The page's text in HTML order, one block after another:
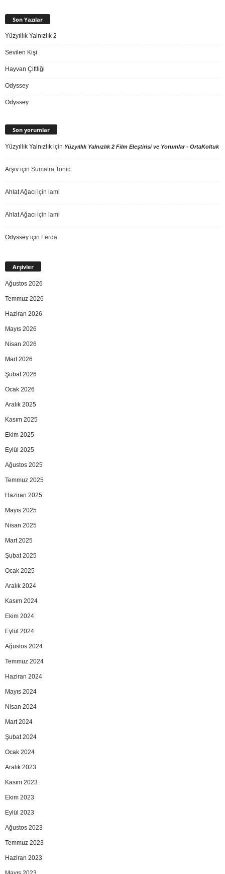
Son Yazılar
Yüzyıllık Yalnızlık 2
Sevilen Kişi
Hayvan Çiftliği
Odyssey
Odyssey
Son yorumlar
Yüzyıllık Yalnızlık için Yüzyıllık Yalnızlık 2 Film Eleştirisi ve Yorumlar - OrtaKoltuk
Arşiv için Sumatra Tonic
Ahlat Ağacı için lami
Ahlat Ağacı için lami
Odyssey için Ferda
Arşivler
Ağustos 2026
Temmuz 2026
Haziran 2026
Mayıs 2026
Nisan 2026
Mart 2026
Şubat 2026
Ocak 2026
Aralık 2025
Kasım 2025
Ekim 2025
Eylül 2025
Ağustos 2025
Temmuz 2025
Haziran 2025
Mayıs 2025
Nisan 2025
Mart 2025
Şubat 2025
Ocak 2025
Aralık 2024
Kasım 2024
Ekim 2024
Eylül 2024
Ağustos 2024
Temmuz 2024
Haziran 2024
Mayıs 2024
Nisan 2024
Mart 2024
Şubat 2024
Ocak 2024
Aralık 2023
Kasım 2023
Ekim 2023
Eylül 2023
Ağustos 2023
Temmuz 2023
Haziran 2023